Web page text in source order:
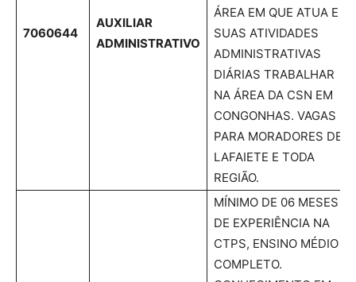
7060644
AUXILIAR
ADMINISTRATIVO
ÁREA EM QUE ATUA E
SUAS ATIVIDADES
ADMINISTRATIVAS
DIÁRIAS TRABALHAR
NA ÁREA DA CSN EM
CONGONHAS. VAGAS
PARA MORADORES DE
LAFAIETE E TODA
REGIÃO.
MÍNIMO DE 06 MESES
DE EXPERIÊNCIA NA
CTPS, ENSINO MÉDIO
COMPLETO.